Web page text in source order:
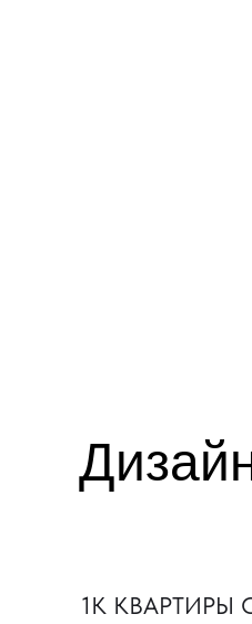
1К КВАРТИРЫ